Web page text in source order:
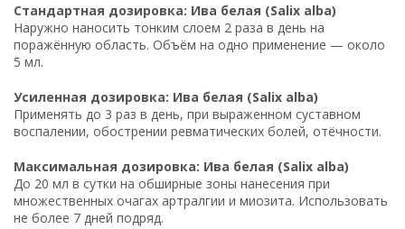
Стандартная дозировка: Ива белая (Salix alba)
Наружно наносить тонким слоем 2 раза в день на
поражённую область. Объём на одно применение — около
5 мл.
Усиленная дозировка: Ива белая (Salix alba)
Применять до 3 раз в день, при выраженном суставном
воспалении, обострении ревматических болей, отёчности.
Максимальная дозировка: Ива белая (Salix alba)
До 20 мл в сутки на обширные зоны нанесения при
множественных очагах артралгии и миозита. Использовать
не более 7 дней подряд.